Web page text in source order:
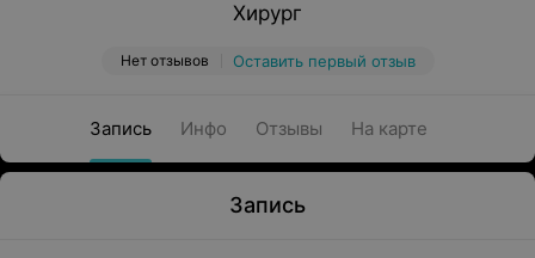
Хирург
Нет отзывов Оставить первый отзыв
Запись Инфо Отзывы На карте
Запись